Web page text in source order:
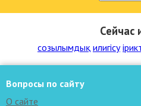
Сейчас
созылымдық илигісу
Вопросы по сайту
О сайте